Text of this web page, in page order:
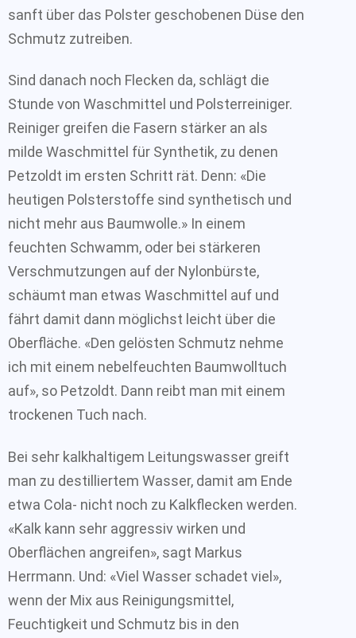
sanft über das Polster geschobenen Düse den
Schmutz zutreiben.
Sind danach noch Flecken da, schlägt die
Stunde von Waschmittel und Polsterreiniger.
Reiniger greifen die Fasern stärker an als
milde Waschmittel für Synthetik, zu denen
Petzoldt im ersten Schritt rät. Denn: «Die
heutigen Polsterstoffe sind synthetisch und
nicht mehr aus Baumwolle.» In einem
feuchten Schwamm, oder bei stärkeren
Verschmutzungen auf der Nylonbürste,
schäumt man etwas Waschmittel auf und
fährt damit dann möglichst leicht über die
Oberfläche. «Den gelösten Schmutz nehme
ich mit einem nebelfeuchten Baumwolltuch
auf», so Petzoldt. Dann reibt man mit einem
trockenen Tuch nach.
Bei sehr kalkhaltigem Leitungswasser greift
man zu destilliertem Wasser, damit am Ende
etwa Cola- nicht noch zu Kalkflecken werden.
«Kalk kann sehr aggressiv wirken und
Oberflächen angreifen», sagt Markus
Herrmann. Und: «Viel Wasser schadet viel»,
wenn der Mix aus Reinigungsmittel,
Feuchtigkeit und Schmutz bis in den